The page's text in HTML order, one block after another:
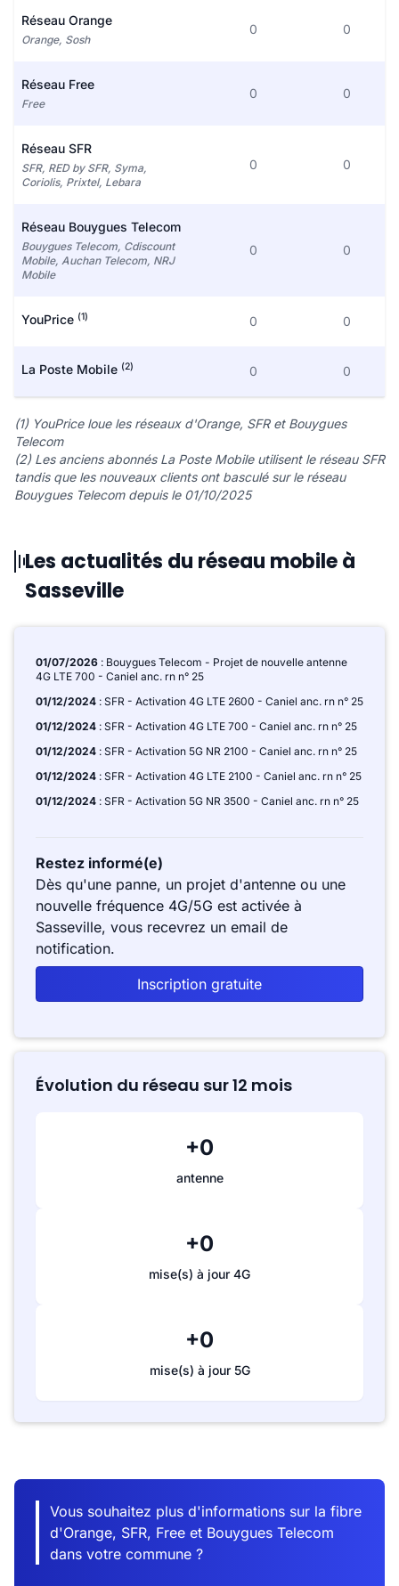
Réseau Orange
Orange, Sosh
0 0
Réseau Free
Free
0 0
Réseau SFR
SFR, RED by SFR, Syma,
Coriolis, Prixtel, Lebara
0 0
Réseau Bouygues Telecom
Bouygues Telecom, Cdiscount
Mobile, Auchan Telecom, NRJ
Mobile
0 0
YouPrice (1) 0 0
La Poste Mobile (2) 0 0
(1) YouPrice loue les réseaux d'Orange, SFR et Bouygues
Telecom
(2) Les anciens abonnés La Poste Mobile utilisent le réseau SFR
tandis que les nouveaux clients ont basculé sur le réseau
Bouygues Telecom depuis le 01/10/2025
Les actualités du réseau mobile à
Sasseville
01/07/2026 : Bouygues Telecom - Projet de nouvelle antenne
4G LTE 700 - Caniel anc. rn n° 25
01/12/2024 : SFR - Activation 4G LTE 2600 - Caniel anc. rn n° 25
01/12/2024 : SFR - Activation 4G LTE 700 - Caniel anc. rn n° 25
01/12/2024 : SFR - Activation 5G NR 2100 - Caniel anc. rn n° 25
01/12/2024 : SFR - Activation 4G LTE 2100 - Caniel anc. rn n° 25
01/12/2024 : SFR - Activation 5G NR 3500 - Caniel anc. rn n° 25
Restez informé(e)
Dès qu'une panne, un projet d'antenne ou une
nouvelle fréquence 4G/5G est activée à
Sasseville, vous recevrez un email de
notification.
Inscription gratuite
Évolution du réseau sur 12 mois
+0
antenne
+0
mise(s) à jour 4G
+0
mise(s) à jour 5G
Vous souhaitez plus d'informations sur la fibre
d'Orange, SFR, Free et Bouygues Telecom
dans votre commune ?